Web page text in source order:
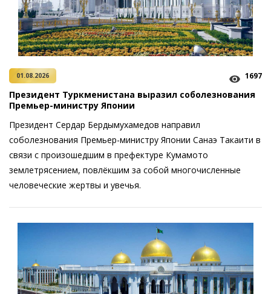
01.08.2026 1697
Президент Туркменистана выразил соболезнования
Премьер-министру Японии
Президент Сердар Бердымухамедов направил
соболезнования ­Премьер-министру Японии Санаэ Такаити в
связи с произошедшим в префектуре Кумамото
землетрясением, повлёкшим за собой многочисленные
человеческие жертвы и увечья.